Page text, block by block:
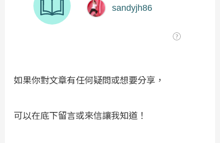
如果你對文章有任何疑問或想要分享，
可以在底下留言或來信讓我知道！